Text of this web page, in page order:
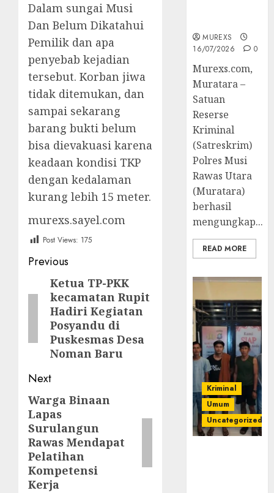
Dalam sungai Musi
Dan Belum Dikatahui
Pemilik dan apa
penyebab kejadian
tersebut. Korban jiwa
tidak ditemukan, dan
sampai sekarang
barang bukti belum
bisa dievakuasi karena
keadaan kondisi TKP
dengan kedalaman
kurang lebih 15 meter.
murexs.sayel.com
Post Views: 175
Post
navigation
Previous
Previous
post:
Ketua TP-PKK
kecamatan Rupit
Hadiri Kegiatan
Posyandu di
Puskesmas Desa
Noman Baru
Next
Next
post:
Warga Binaan
Lapas
Surulangun
Rawas Mendapat
Pelatihan
Kompetensi
Kerja
MUREXS
16/07/2026
0
Murexs.com,
Muratara –
Satuan
Reserse
Kriminal
(Satreskrim)
Polres Musi
Rawas Utara
(Muratara)
berhasil
mengungkap...
READ MORE
Kriminal
Umum
Uncategorized